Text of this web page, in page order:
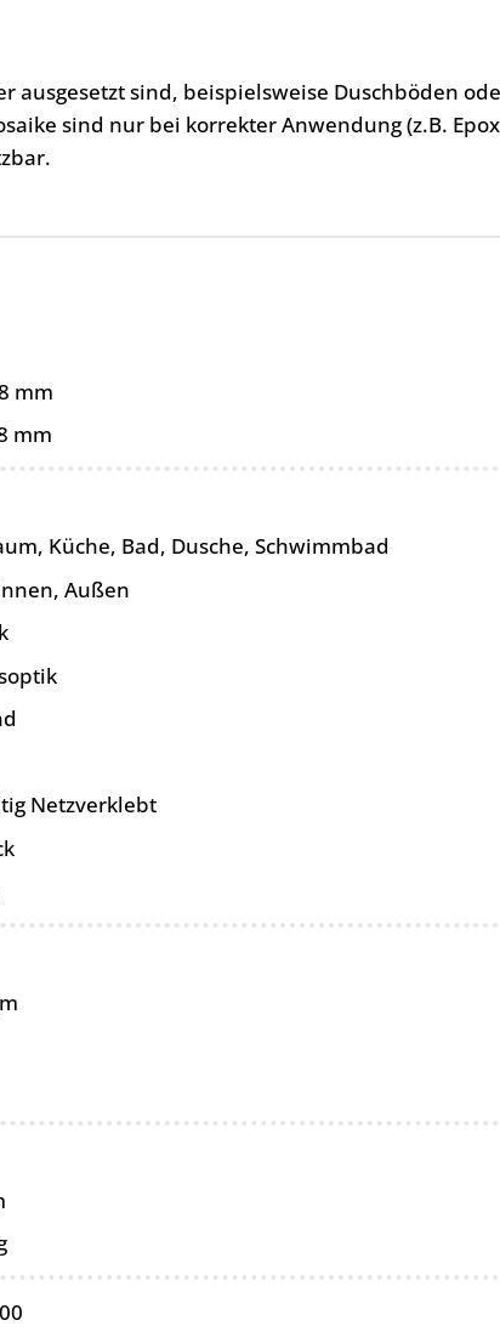
ausgesetzt sind, beispielsweise Duschböden
sind nur bei korrekter Anwendung (z.B.
mm
mm
Küche, Bad, Dusche, Schwimmbad
Außen
Netzverklebt